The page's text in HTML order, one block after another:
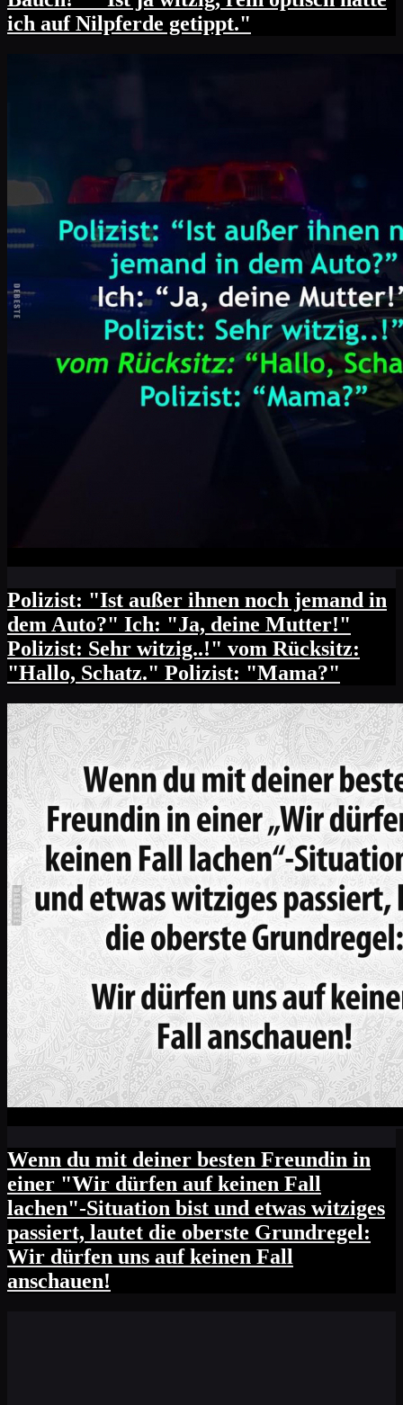
ich auf Nilpferde getippt."
Polizist: "Ist außer ihnen noch jemand in
dem Auto?" Ich: "Ja, deine Mutter!"
Polizist: Sehr witzig..!" vom Rücksitz:
"Hallo, Schatz." Polizist: "Mama?"
Wenn du mit deiner besten Freundin in
einer "Wir dürfen auf keinen Fall
lachen"-Situation bist und etwas witziges
passiert, lautet die oberste Grundregel:
Wir dürfen uns auf keinen Fall
anschauen!